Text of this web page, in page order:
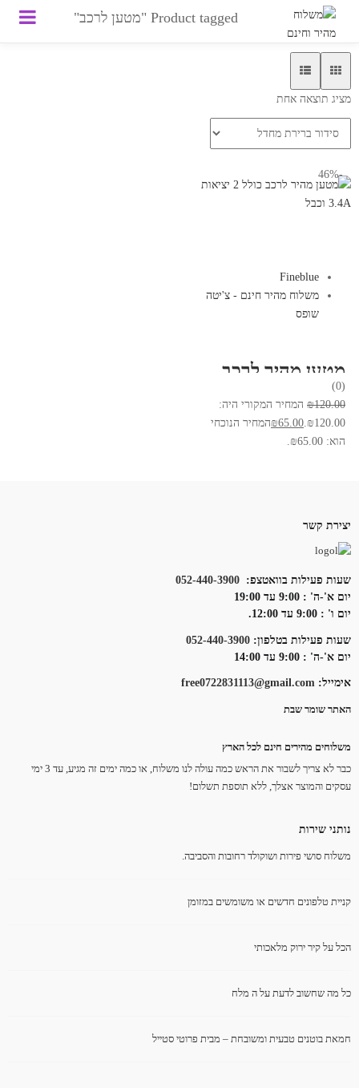
Product tagged "מטען לרכב"
מציג תוצאה אחת
-46%
Fineblue
משלוח מהיר חינם - צ'יטה
שופס
(0)
₪120.00
המחיר המקורי היה:
₪120.00.
₪65.00
המחיר הנוכחי
הוא: ₪65.00.
יצירת קשר
שעות פעילות בוואטצפ: 052-440-3900
יום א'-ה' : 9:00 עד 19:00
יום ו' : 9:00 עד 12:00.
שעות פעילות בטלפון: 052-440-3900
יום א'-ה' : 9:00 עד 14:00
אימייל: free0722831113@gmail.com
האתר שומר שבת
משלוחים מהירים חינם לכל הארץ
כבר לא צריך לשבור את הראש כמה עולה לנו משלוח, או כמה ימים זה מגיע, עד 3 ימי
עסקים והמוצר אצלך, ללא תוספת תשלום!
נותני שירות
משלוח סושי פירות ושוקולד רחובות והסביבה.
קניית טלפונים חדשים או משומשים במזומן
הכל על קיר ירוק מלאכותי
כל מה שחשוב לדעת על ה מלח
חמאת בוטנים טבעית ומשובחת – מבית פרוטי סטייל